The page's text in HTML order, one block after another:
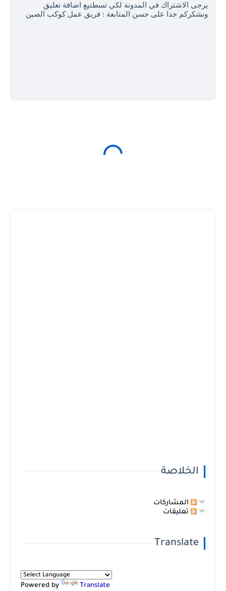
يرجى الاشتراك في المدونة لكي تسطتيع اضافة تعليق
ونشكركم جدا على حسن المتابعة : فريق عمل كوكب الصين
الخلاصة
المشاركات
تعليقات
Translate
Powered by Translate